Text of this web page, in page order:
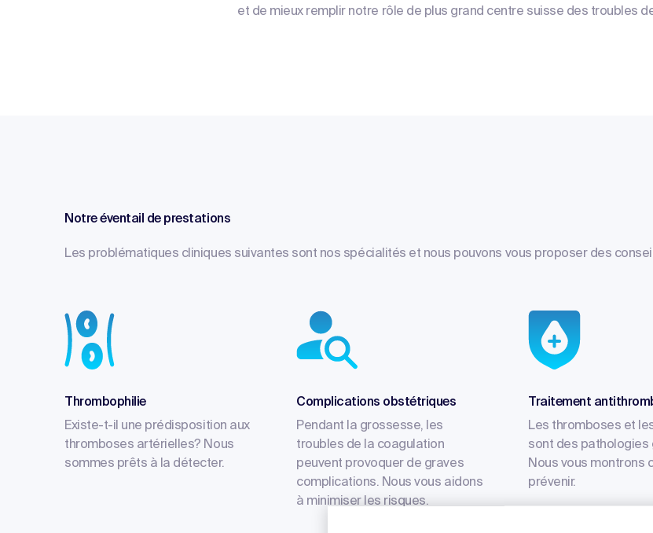
et de mieux remplir notre rôle de plus grand centre suisse des troubles
Notre éventail de prestations
Les problématiques cliniques suivantes sont nos spécialités et nous pouvons vous proposer des
Thrombophilie
Existe-t-il une prédisposition aux
thromboses artérielles? Nous
sommes prêts à la détecter.
Complications obstétriques
Pendant la grossesse, les
troubles de la coagulation
peuvent provoquer de graves
complications. Nous vous aidons
à minimiser les risques.
Traitement
Les thromboses et
sont des pathologies
Nous vous montrons
prévenir.